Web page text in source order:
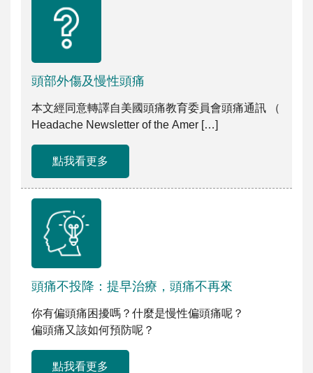
頭部外傷及慢性頭痛
本文經同意轉譯自美國頭痛教育委員會頭痛通訊 （
Headache Newsletter of the Amer […]
點我看更多
頭痛不投降：提早治療，頭痛不再來
你有偏頭痛困擾嗎？什麼是慢性偏頭痛呢？
偏頭痛又該如何預防呢？
點我看更多